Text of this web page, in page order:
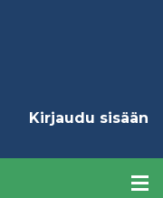
Kirjaudu sisään